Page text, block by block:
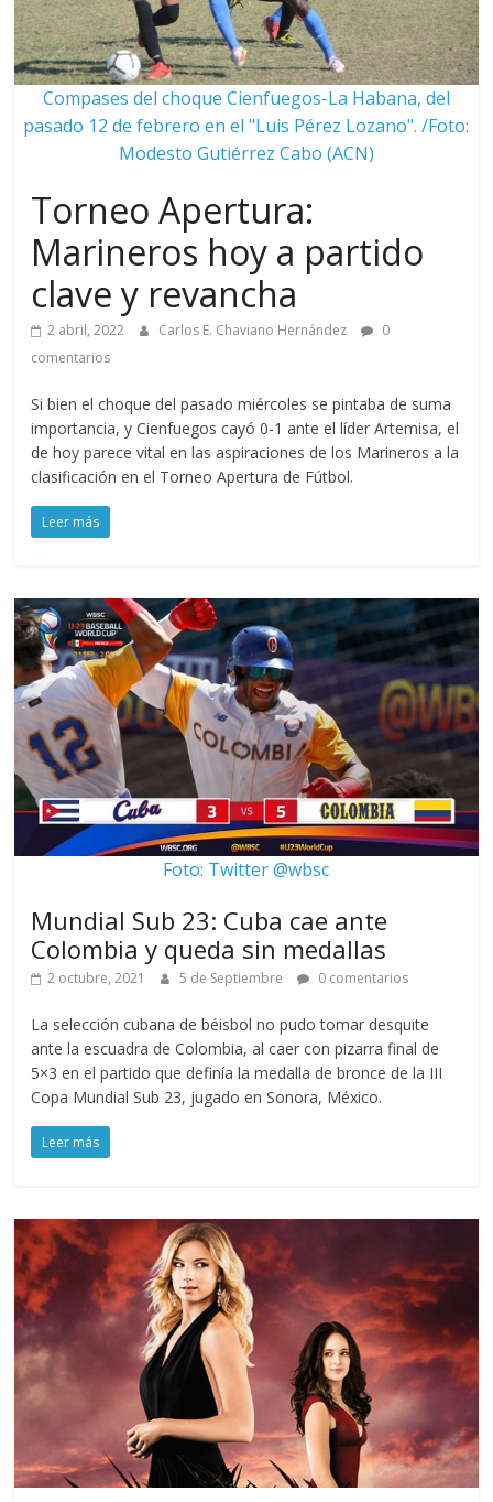
Compases del choque Cienfuegos-La Habana, del
pasado 12 de febrero en el "Luis Pérez Lozano". /Foto:
Modesto Gutiérrez Cabo (ACN)
Torneo Apertura:
Marineros hoy a partido
clave y revancha
2 abril, 2022 Carlos E. Chaviano Hernández
0
comentarios
Si bien el choque del pasado miércoles se pintaba de suma
importancia, y Cienfuegos cayó 0-1 ante el líder Artemisa, el
de hoy parece vital en las aspiraciones de los Marineros a la
clasificación en el Torneo Apertura de Fútbol.
Leer más
Foto: Twitter @wbsc
Mundial Sub 23: Cuba cae ante
Colombia y queda sin medallas
2 octubre, 2021 5 de Septiembre 0 comentarios
La selección cubana de béisbol no pudo tomar desquite
ante la escuadra de Colombia, al caer con pizarra final de
5×3 en el partido que definía la medalla de bronce de la III
Copa Mundial Sub 23, jugado en Sonora, México.
Leer más